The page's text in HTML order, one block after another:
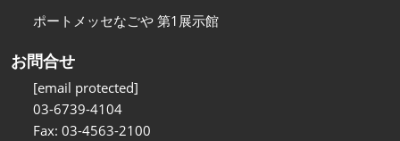
ポートメッセなごや 第1展示館
お問合せ
[email protected]
03-6739-4104
Fax: 03-4563-2100